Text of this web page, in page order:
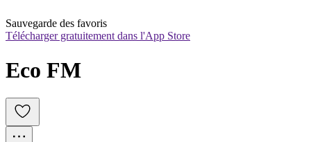
Sauvegarde des favoris
Télécharger gratuitement dans l'App Store
Eco FM